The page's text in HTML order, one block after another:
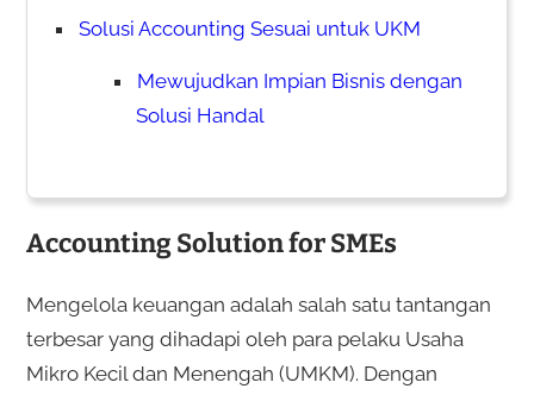
Solusi Accounting Sesuai untuk UKM
Mewujudkan Impian Bisnis dengan
Solusi Handal
Accounting Solution for SMEs
Mengelola keuangan adalah salah satu tantangan
terbesar yang dihadapi oleh para pelaku Usaha
Mikro Kecil dan Menengah (UMKM). Dengan